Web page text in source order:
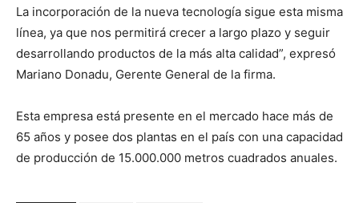
La incorporación de la nueva tecnología sigue esta misma
línea, ya que nos permitirá crecer a largo plazo y seguir
desarrollando productos de la más alta calidad”, expresó
Mariano Donadu, Gerente General de la firma.
Esta empresa está presente en el mercado hace más de
65 años y posee dos plantas en el país con una capacidad
de producción de 15.000.000 metros cuadrados anuales.